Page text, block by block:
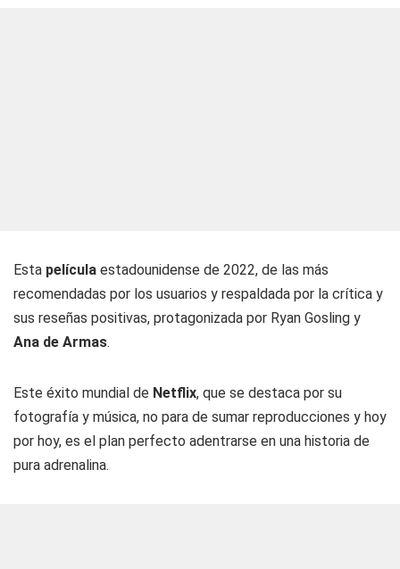
Esta película estadounidense de 2022, de las más
recomendadas por los usuarios y respaldada por la crítica y
sus reseñas positivas, protagonizada por Ryan Gosling y
Ana de Armas.
Este éxito mundial de Netflix, que se destaca por su
fotografía y música, no para de sumar reproducciones y hoy
por hoy, es el plan perfecto adentrarse en una historia de
pura adrenalina.